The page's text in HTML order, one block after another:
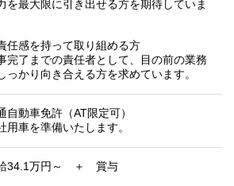
を最大限に引き出せる方を期待していま
任感を持って取り組める方
完了までの責任者として、目の前の業務
っかり向き合える方を求めています。
自動車免許（AT限定可）
用車を準備いたします。
34.1万円～ ＋ 賞与